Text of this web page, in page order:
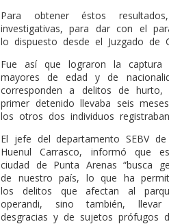
Para obtener éstos
investigativas, para dar con el
lo dispuesto desde el Juzgado de
Fue así que lograron la
mayores de edad y de
corresponden a delitos de
primer detenido llevaba seis
los otros dos individuos
El jefe del departamento SEBV
Huenul Carrasco, informó que
ciudad de Punta Arenas “busca
de nuestro país, lo que ha
los delitos que afectan al
operandi, sino también, llevar
desgracias y de sujetos prófugos